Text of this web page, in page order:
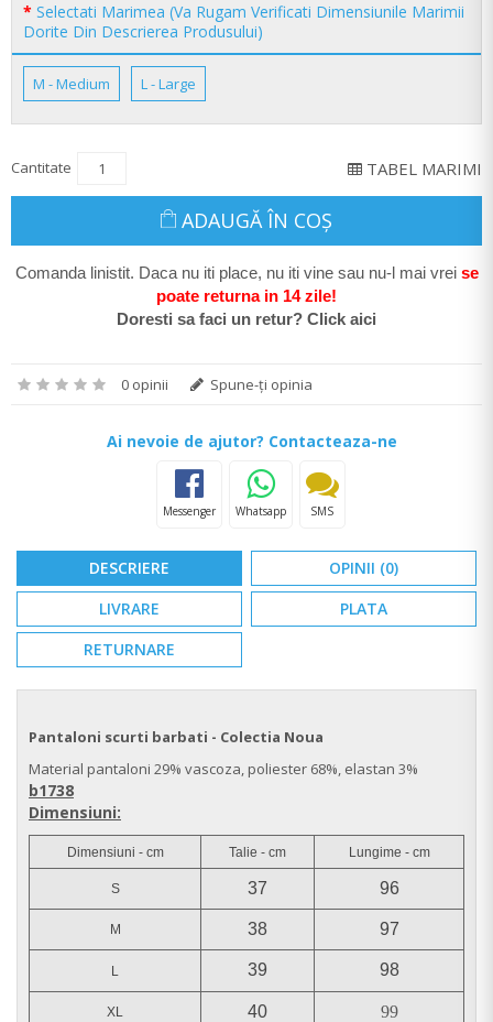
Selectati Marimea (Va Rugam Verificati Dimensiunile Marimii
Dorite Din Descrierea Produsului)
M - Medium L - Large
Cantitate TABEL MARIMI
ADAUGĂ ÎN COŞ
Comanda linistit. Daca nu iti place, nu iti vine sau nu-l mai vrei se
poate returna in 14 zile!
Doresti sa faci un retur? Click aici
0 opinii Spune-ţi opinia
Ai nevoie de ajutor? Contacteaza-ne
Messenger Whatsapp SMS
DESCRIERE
OPINII (0)
LIVRARE
PLATA
RETURNARE
Pantaloni scurti barbati - Colectia Noua
Material pantaloni 29% vascoza, poliester 68%, elastan 3%
b1738
Dimensiuni:
Dimensiuni - cm Talie - cm Lungime - cm
S 37 96
M 38 97
L 39 98
XL 40 99